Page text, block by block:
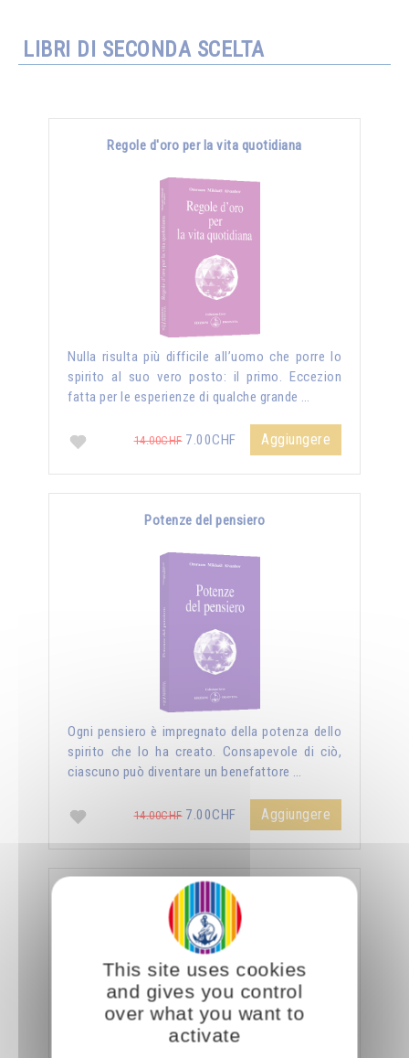
LIBRI DI SECONDA SCELTA
Regole d'oro per la vita quotidiana
Nulla risulta più difficile all’uomo che porre lo
spirito al suo vero posto: il primo. Eccezion
fatta per le esperienze di qualche grande …
14.00CHF7.00CHF Aggiungere
Potenze del pensiero
Ogni pensiero è impregnato della potenza dello
spirito che lo ha creato. Consapevole di ciò,
ciascuno può diventare un benefattore …
14.00CHF7.00CHF Aggiungere
La sessualità forza del cielo
This site uses cookies
and gives you control
over what you want to
activate